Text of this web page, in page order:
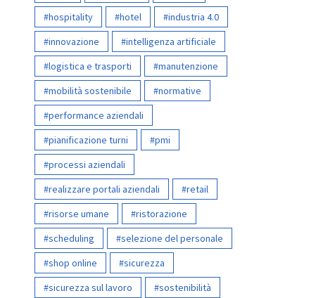
hospitality
hotel
industria 4.0
innovazione
intelligenza artificiale
logistica e trasporti
manutenzione
mobilità sostenibile
normative
performance aziendali
pianificazione turni
pmi
processi aziendali
realizzare portali aziendali
retail
risorse umane
ristorazione
scheduling
selezione del personale
shop online
sicurezza
sicurezza sul lavoro
sostenibilità